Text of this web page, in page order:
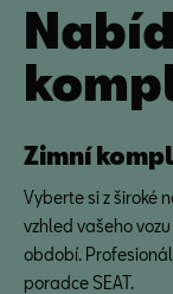
Zimní
Vyberte si z široké
vzhled vašeho
období.
poradce SEAT.